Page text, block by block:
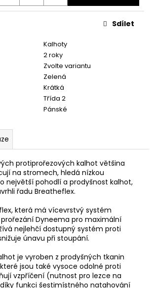
Kalhoty
2 roky
Zvolte variantu
Zelená
Krátká
Třída 2
Pánské
Sdílet
protiprořezových kalhot většina
na stromech, hledá nízkou
největší pohodlí a prodyšnost kalhot,
řadu Breatheflex.
která má vícevrstvý systém
Dyneema pro maximální
nejlehčí dostupný systém proti
únavu při stoupání.
je vyroben z prodyšných tkanin
jsou také vysoce odolné proti
vzpříčení (nutnost pro lezce na
funkci šestimístného natahování